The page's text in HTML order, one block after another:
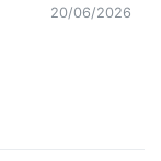
20/06/2026